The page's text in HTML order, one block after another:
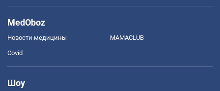
MedOboz
Новости медицины MAMACLUB
Covid
Шоу